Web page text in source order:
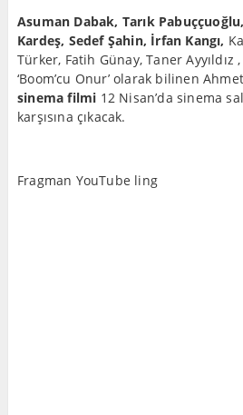
Asuman Dabak, Tarık
Kardeş, Sedef Şahin, İrfan Kangı,
Türker, Fatih Günay, Taner Ayyıldız
‘Boom’cu Onur’ olarak bilinen
sinema filmi 12 Nisan’da sinema
karşısına çıkacak.
Fragman YouTube ling